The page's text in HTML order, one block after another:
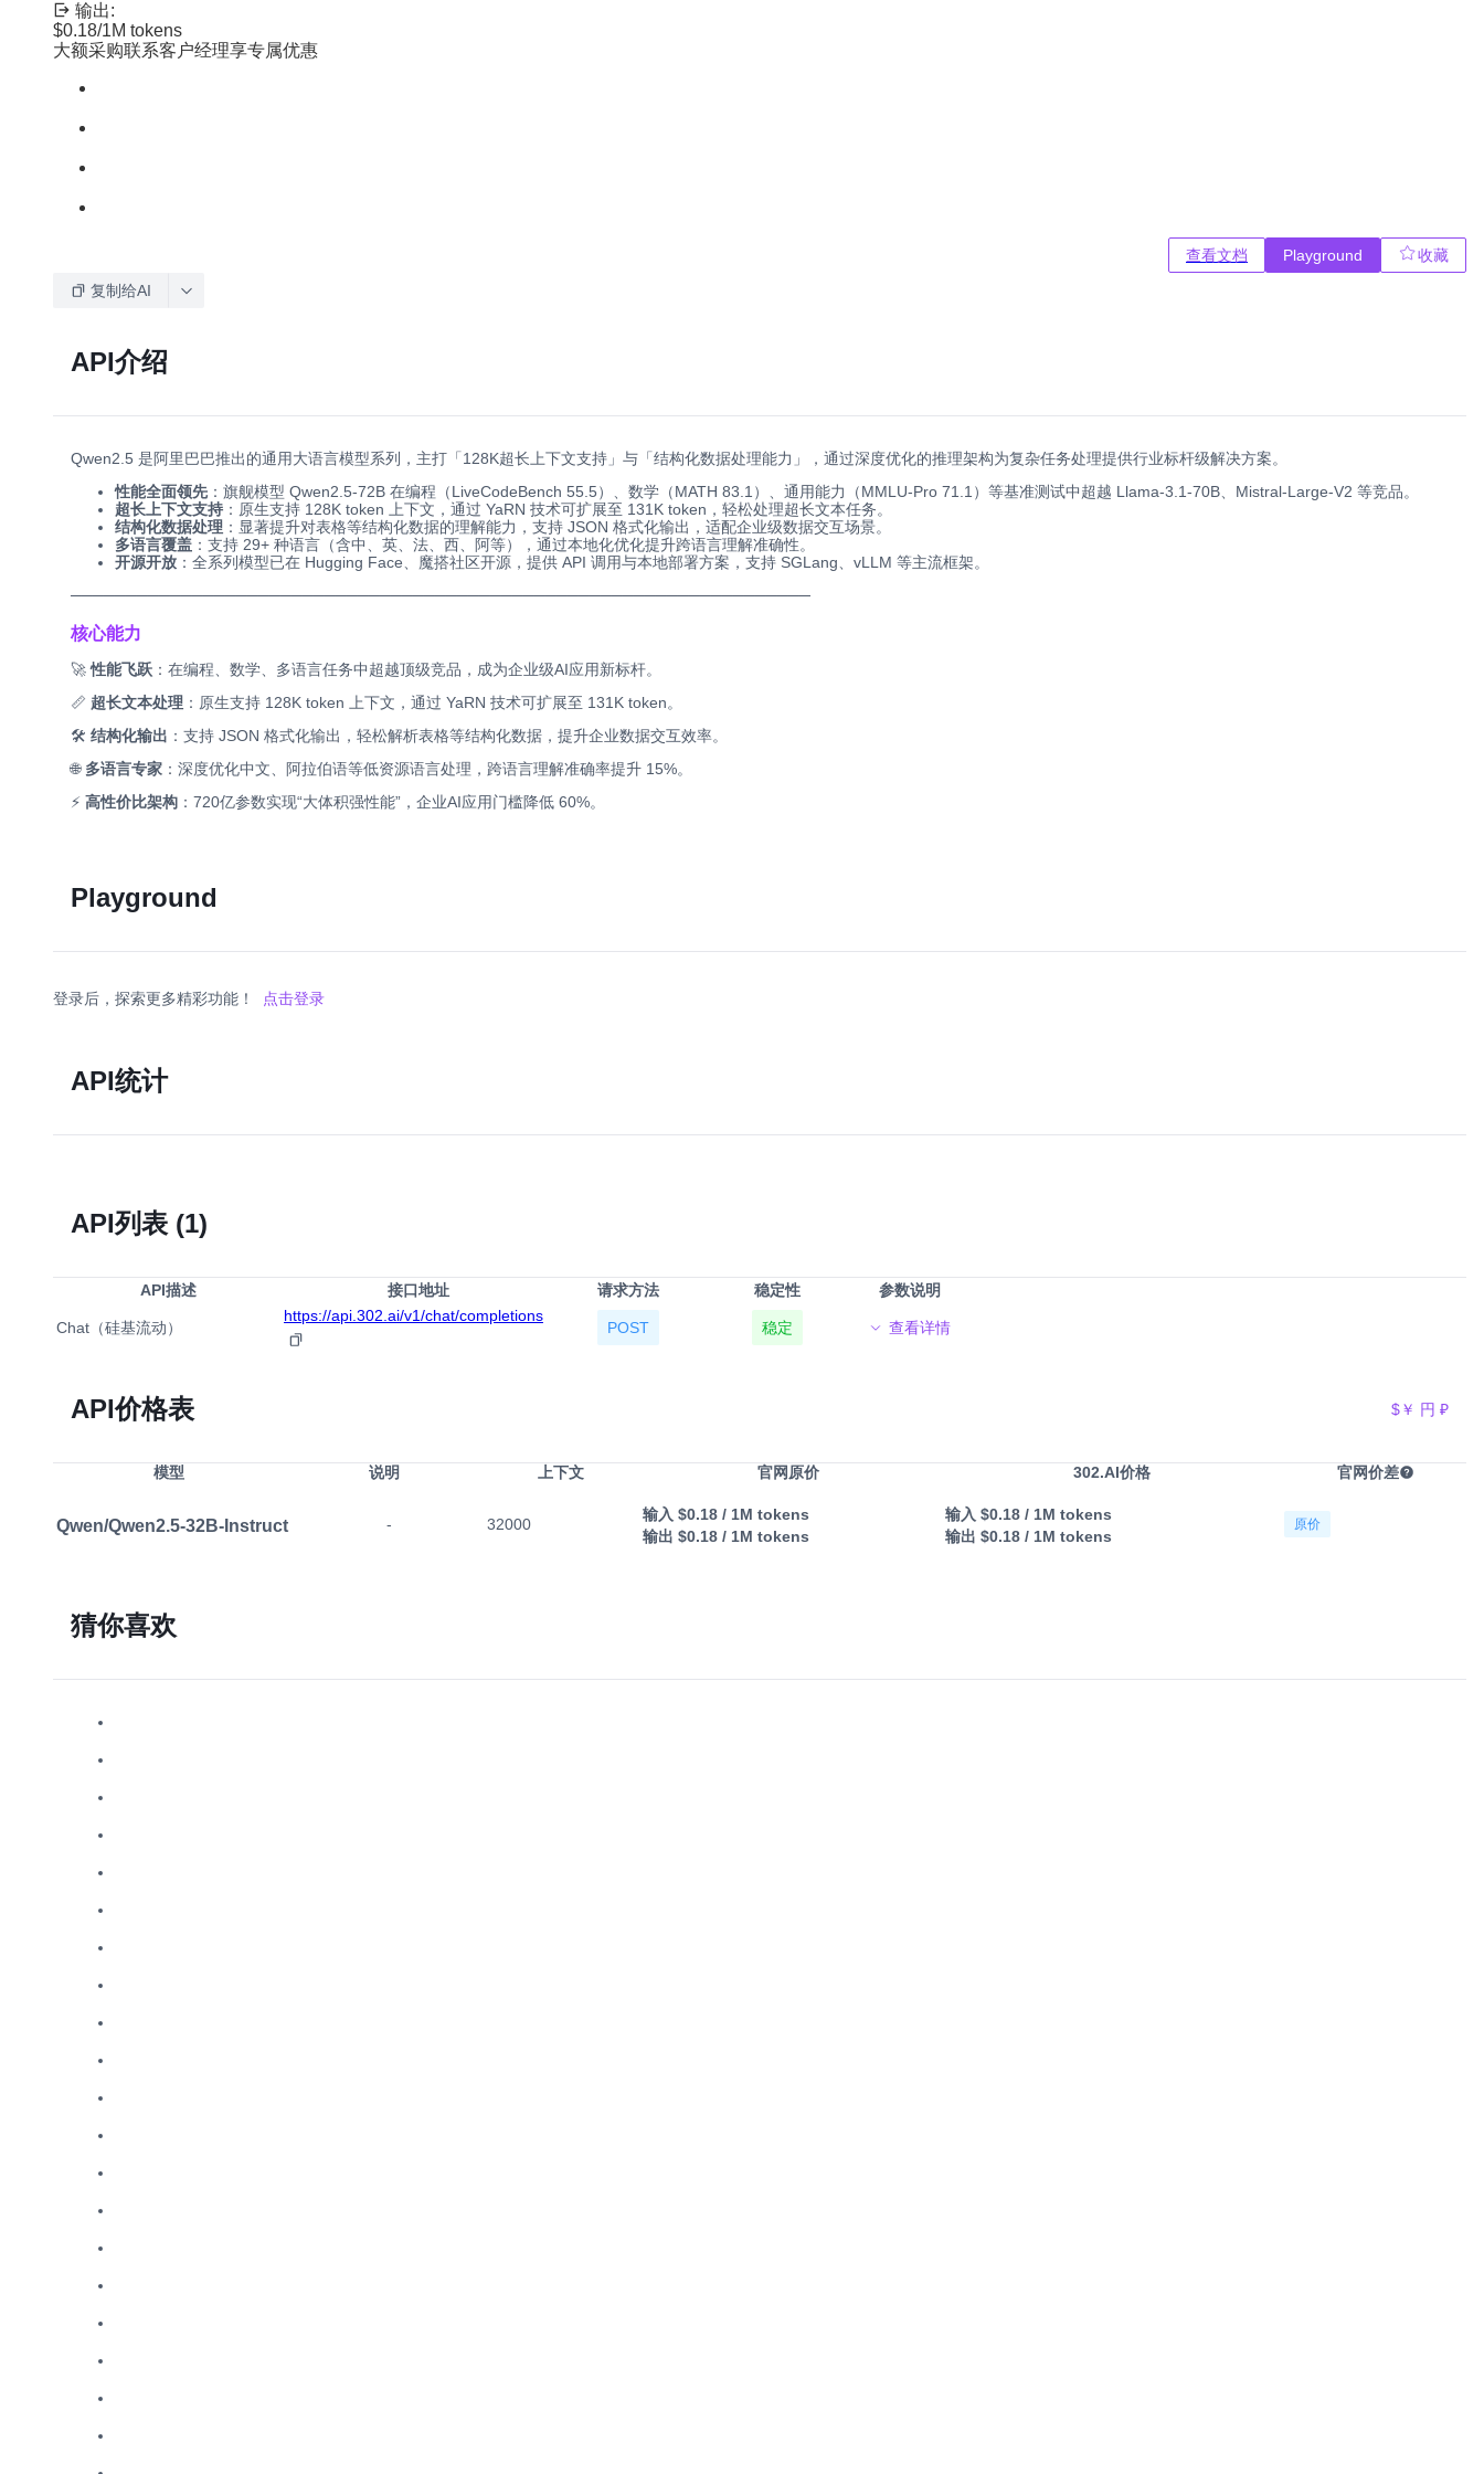
输出:
$0.18/1M tokens
大额采购联系客户经理享专属优惠
查看文档 Playground
收藏
复制给AI
API介绍
Qwen2.5 是阿里巴巴推出的通用大语言模型系列，主打「128K超长上下文支持」与「结构化数据处理能力」，通过深度优化的推理架构为复杂任务处理提供行业标杆级解决方案。
性能全面领先 ：旗舰模型 Qwen2.5-72B 在编程（LiveCodeBench 55.5）、数学（MATH 83.1）、通用能力（MMLU-Pro 71.1）等基准测试中超越 Llama-3.1-70B、Mistral-Large-V2 等竞品。
超长上下文支持 ：原生支持 128K token 上下文，通过 YaRN 技术可扩展至 131K token，轻松处理超长文本任务。
结构化数据处理 ：显著提升对表格等结构化数据的理解能力，支持 JSON 格式化输出，适配企业级数据交互场景。
多语言覆盖 ：支持 29+ 种语言（含中、英、法、西、阿等），通过本地化优化提升跨语言理解准确性。
开源开放 ：全系列模型已在 Hugging Face、魔搭社区开源，提供 API 调用与本地部署方案，支持 SGLang、vLLM 等主流框架。
───────────────────────────────────────────────────────────────────
核心能力
🚀性能飞跃 ：在编程、数学、多语言任务中超越顶级竞品，成为企业级AI应用新标杆。
📏 超长文本处理 ：原生支持 128K token 上下文，通过 YaRN 技术可扩展至 131K token。
🛠️ 结构化输出 ：支持 JSON 格式化输出，轻松解析表格等结构化数据，提升企业数据交互效率。
🌐 多语言专家 ：深度优化中文、阿拉伯语等低资源语言处理，跨语言理解准确率提升 15%。
⚡ 高性价比架构 ：720亿参数实现“大体积强性能”，企业AI应用门槛降低 60%。
Playground
登录后，探索更多精彩功能！ 点击登录
API统计
API列表 (1)
API描述 接口地址 请求方法 稳定性 参数说明
Chat（硅基流动）
https://api.302.ai/v1/chat/completions
POST 稳定 查看详情
API价格表 $￥ 円 ₽
模型 说明 上下文 官网原价 302.AI价格 官网价差
Qwen/Qwen2.5-32B-Instruct - 32000
输入 $0.18 / 1M tokens
输出 $0.18 / 1M tokens
输入 $0.18 / 1M tokens
输出 $0.18 / 1M tokens
原价
猜你喜欢